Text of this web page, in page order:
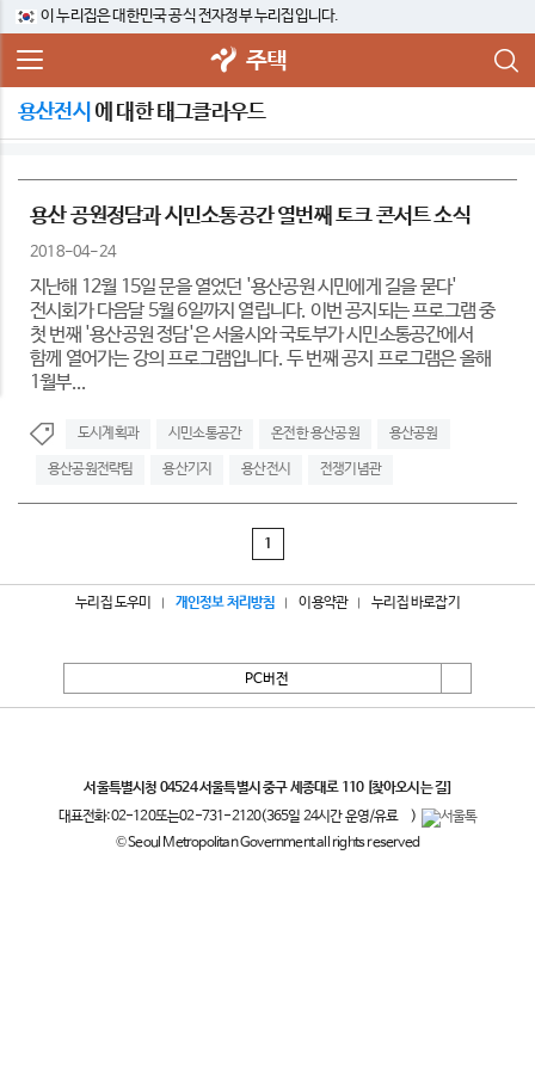
이 누리집은 대한민국 공식 전자정부 누리집입니다.
주택
용산전시 에 대한 태그클라우드
용산 공원정담과 시민소통공간 열번째 토크 콘서트 소식
2018-04-24
지난해 12월 15일 문을 열었던 '용산공원 시민에게 길을 묻다'
전시회가 다음달 5월 6일까지 열립니다. 이번 공지되는 프로그램 중
첫 번째 '용산공원 정담'은 서울시와 국토부가 시민소통공간에서
함께 열어가는 강의 프로그램입니다. 두 번째 공지 프로그램은 올해
1월부...
도시계획과 시민소통공간 온전한 용산공원 용산공원
용산공원전략팀 용산기지 용산전시 전쟁기념관
1
누리집 도우미 개인정보 처리방침 이용약관 누리집 바로잡기
PC버전
서울특별시청 04524 서울특별시 중구 세종대로 110 [찾아오시는 길]
대표전화:02-120또는02-731-2120(365일 24시간 운영/유료
)
© Seoul Metropolitan Government all rights reserved